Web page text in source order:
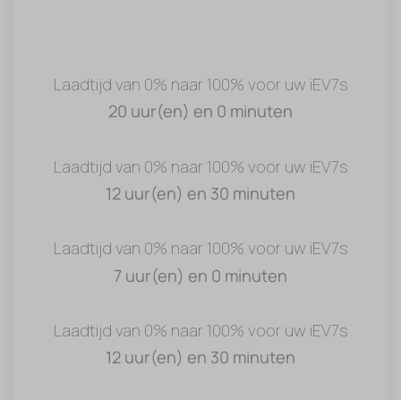
Laadtijd van 0% naar 100% voor uw iEV7s
20 uur(en) en 0 minuten
Laadtijd van 0% naar 100% voor uw iEV7s
12 uur(en) en 30 minuten
Laadtijd van 0% naar 100% voor uw iEV7s
7 uur(en) en 0 minuten
Laadtijd van 0% naar 100% voor uw iEV7s
12 uur(en) en 30 minuten